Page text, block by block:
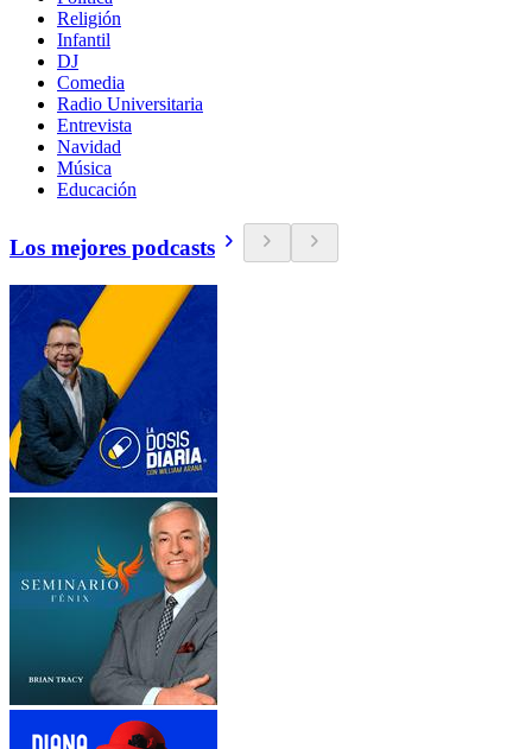
Religión
Infantil
DJ
Comedia
Radio Universitaria
Entrevista
Navidad
Música
Educación
Los mejores podcasts